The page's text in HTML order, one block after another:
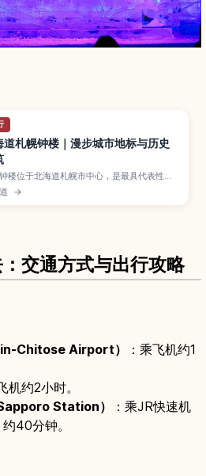
道札幌钟楼｜漫步城市地标与历史
楼位于北海道札幌市中心，是最具代表性的
筑之一。文章介绍钟楼作为札幌农学校演武
来、木结构建筑的看点、展览内容、开放时
→
交通方式与出行攻略
Chitose Airport）
：乘飞机约1
机约2小时。
Station）
：乘JR快速机
40分钟。